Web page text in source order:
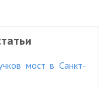
мост в Санкт-